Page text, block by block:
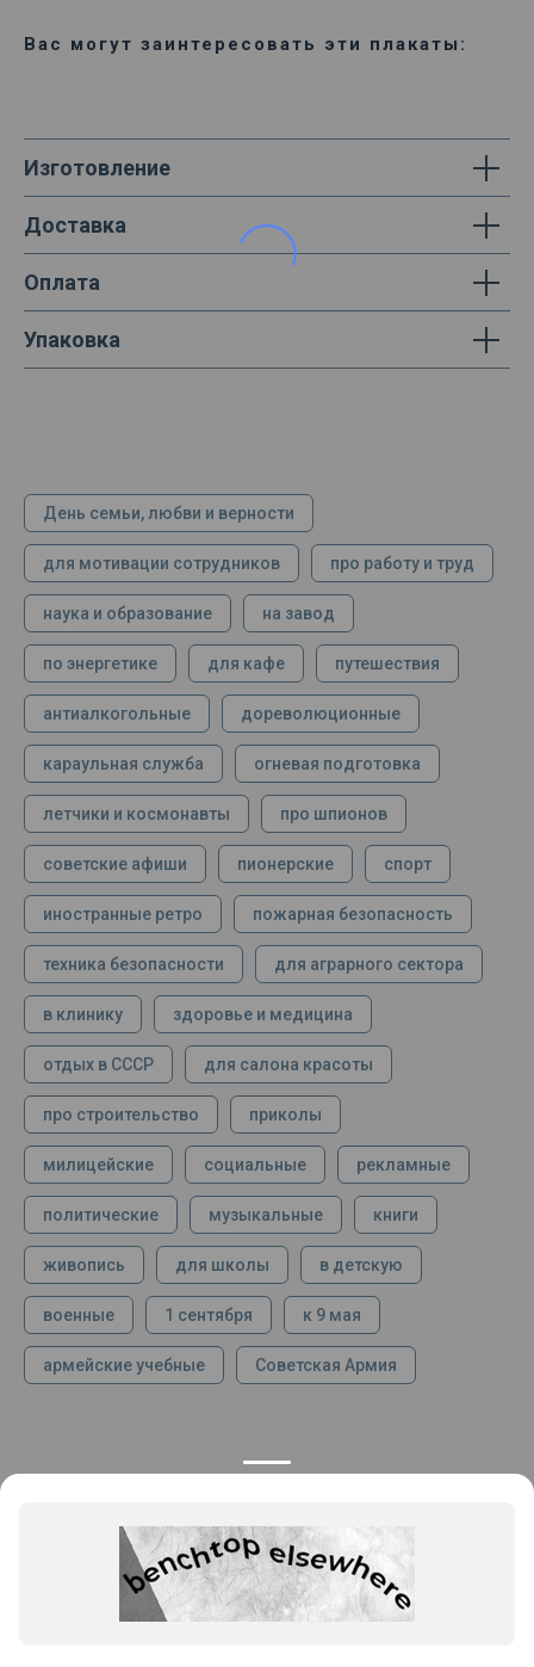
Вас могут заинтересовать эти плакаты:
Изготовление
Доставка
Оплата
Упаковка
День семьи, любви и верности
для мотивации сотрудников про работу и труд
наука и образование на завод
по энергетике для кафе путешествия
антиалкогольные дореволюционные
караульная служба огневая подготовка
летчики и космонавты про шпионов
советские афиши пионерские спорт
иностранные ретро пожарная безопасность
техника безопасности для аграрного сектора
в клинику здоровье и медицина
отдых в СССР для салона красоты
про строительство приколы
милицейские социальные рекламные
политические музыкальные книги
живопись для школы в детскую
военные 1 сентября к 9 мая
армейские учебные Советская Армия
ПРОДУКЦИЯ
Каталог